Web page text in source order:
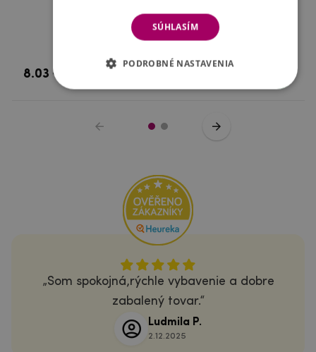
Tvrdené sklo pre mobil Nokia 3.2
8.03 €
Som spokojná,rýchle vybavenie a dobre
zabalený tovar.
Ludmila P.
2.12.2025
SÚHLASÍM
PODROBNÉ NASTAVENIA